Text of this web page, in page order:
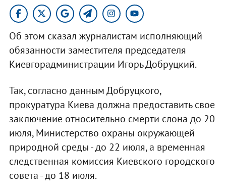
Об этом сказал журналистам исполняющий
обязанности заместителя председателя
Киевгорадминистрации Игорь Добруцкий.
Так, согласно данным Добруцкого,
прокуратура Киева должна предоставить свое
заключение относительно смерти слона до 20
июля, Министерство охраны окружающей
природной среды - до 22 июля, а временная
следственная комиссия Киевского городского
совета - до 18 июля.